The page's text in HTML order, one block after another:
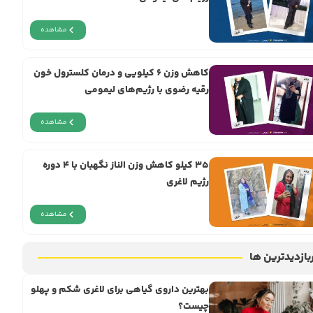
مشاهده
کاهش وزن ۶ کیلویی و درمان کلسترول خون
رقیه رضوی با رژیم‌های لیمومی
مشاهده
۳۵ کیلو کاهش وزن الناز نگهبان با ۴ دوره
رژیم لاغری
مشاهده
ها
بهترین داروی گیاهی برای لاغری شکم و پهلو
چیست؟